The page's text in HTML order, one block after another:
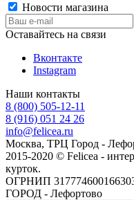
Новости магазина
Оставайтесь на связи
Вконтакте
Instagram
Наши контакты
8 (800) 505-12-11
8 (916) 051 24 26
info@felicea.ru
Москва, ТРЦ Город -
2015-2020 © Felicea -
курток.
ОГРНИП
ГОРОД - Лефортово